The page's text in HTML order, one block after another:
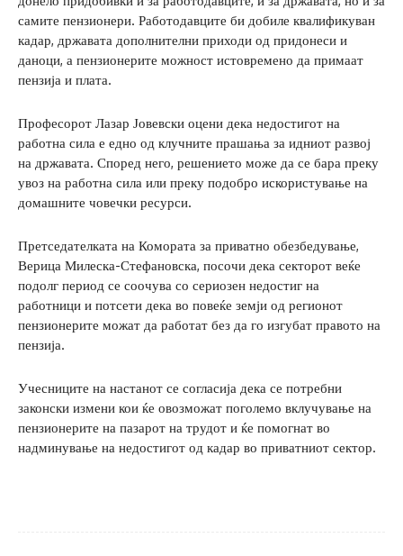
самите пензионери. Работодавците би добиле квалификуван
кадар, државата дополнителни приходи од придонеси и
даноци, а пензионерите можност истовремено да примаат
пензија и плата.
Професорот Лазар Јовевски оцени дека недостигот на
работна сила е едно од клучните прашања за идниот развој
на државата. Според него, решението може да се бара преку
увоз на работна сила или преку подобро искористување на
домашните човечки ресурси.
Претседателката на Комората за приватно обезбедување,
Верица Милеска-Стефановска, посочи дека секторот веќе
подолг период се соочува со сериозен недостиг на
работници и потсети дека во повеќе земји од регионот
пензионерите можат да работат без да го изгубат правото на
пензија.
Учесниците на настанот се согласија дека се потребни
законски измени кои ќе овозможат поголемо вклучување на
пензионерите на пазарот на трудот и ќе помогнат во
надминување на недостигот од кадар во приватниот сектор.